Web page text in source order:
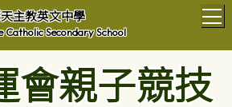
主教英文中學
Catholic Secondary School
會親子競技